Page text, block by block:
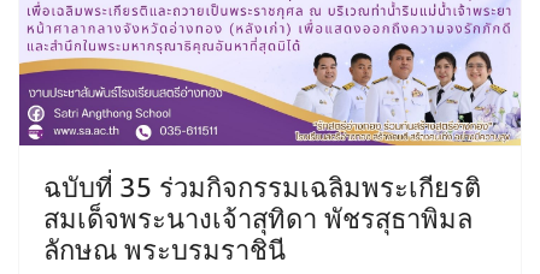
ฉบับที่ 35 ร่วมกิจกรรมเฉลิมพระเกียรติ
สมเด็จพระนางเจ้าสุทิดา พัชรสุธาพิมล
ลักษณ พระบรมราชินี